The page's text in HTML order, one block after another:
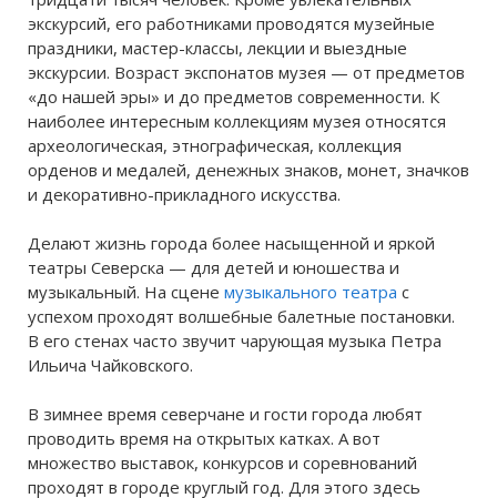
экскурсий, его работниками проводятся музейные
праздники, мастер-классы, лекции и выездные
экскурсии. Возраст экспонатов музея — от предметов
«до нашей эры» и до предметов современности. К
наиболее интересным коллекциям музея относятся
археологическая, этнографическая, коллекция
орденов и медалей, денежных знаков, монет, значков
и декоративно-прикладного искусства.
Делают жизнь города более насыщенной и яркой
театры Северска — для детей и юношества и
музыкальный. На сцене музыкального театра с
успехом проходят волшебные балетные постановки.
В его стенах часто звучит чарующая музыка Петра
Ильича Чайковского.
В зимнее время северчане и гости города любят
проводить время на открытых катках. А вот
множество выставок, конкурсов и соревнований
проходят в городе круглый год. Для этого здесь